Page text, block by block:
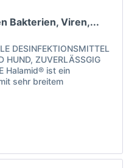
Bakterien, Viren,...
DESINFEKTIONSMITTEL
HUND, ZUVERLÄSSGIG
Halamid® ist ein
sehr breitem